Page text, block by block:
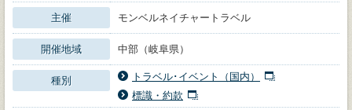
主催 モンベルネイチャートラベル
開催地域 中部（岐阜県）
種別
トラベル･イベント（国内）
標識・約款